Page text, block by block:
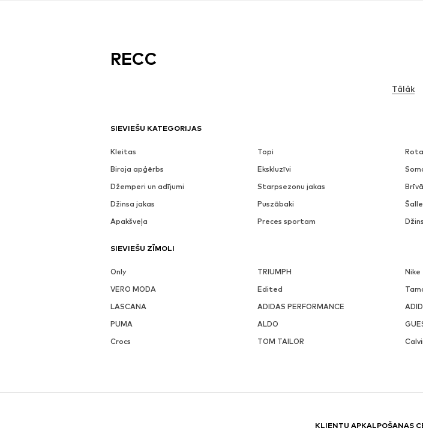
SIEVIEŠU KATEGORIJAS
Kleitas Topi
Biroja apģērbs
Ekskluzīvi
Džemperi un adījumi
Starpsezonu jakas
Džinsa jakas
Puszābaki
Apakšveļa
Preces sportam
SIEVIEŠU ZĪMOLI
Only TRIUMPH Nike
VERO MODA
Edited
LASCANA
ADIDAS PERFORMANCE
PUMA
ALDO
Crocs
TOM TAILOR
KLIENTU APKALPOŠANAS
RECC
Tālāk